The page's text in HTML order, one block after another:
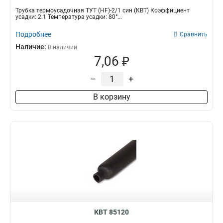
Трубка термоусадочная ТУТ (HF)-2/1 син (КВТ) Коэффициент
усадки: 2:1 Температура усадки: 80°...
Подробнее Сравнить
Наличие: В наличии
7,06 ₽
– +
В корзину
КВТ 85120